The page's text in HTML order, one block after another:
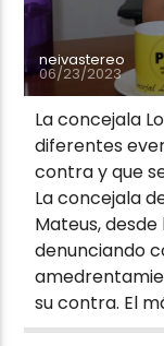
neivastereo
06/23/2023
La concejala
diferentes
contra y que
La concejala
Mateus,
denunciando
su contra. El